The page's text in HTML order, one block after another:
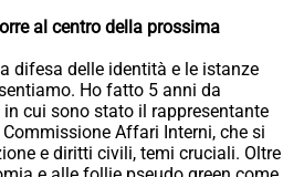
al centro della prossima
difesa delle identità e le istanze
Ho fatto 5 anni da
cui sono stato il rappresentante
Affari Interni, che si
e diritti civili, temi cruciali. Oltre